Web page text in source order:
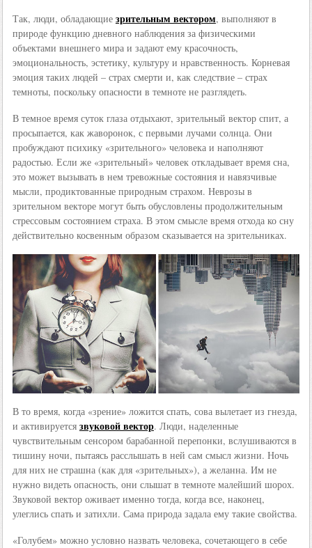
Так, люди, обладающие зрительным вектором, выполняют в
природе функцию дневного наблюдения за физическими
объектами внешнего мира и задают ему красочность,
эмоциональность, эстетику, культуру и нравственность. Корневая
эмоция таких людей – страх смерти и, как следствие – страх
темноты, поскольку опасности в темноте не разглядеть.
В темное время суток глаза отдыхают, зрительный вектор спит, а
просыпается, как жаворонок, с первыми лучами солнца. Они
пробуждают психику «зрительного» человека и наполняют
радостью. Если же «зрительный» человек откладывает время сна,
это может вызывать в нем тревожные состояния и навязчивые
мысли, продиктованные природным страхом. Неврозы в
зрительном векторе могут быть обусловлены продолжительным
стрессовым состоянием страха. В этом смысле время отхода ко сну
действительно косвенным образом сказывается на зрительниках.
В то время, когда «зрение» ложится спать, сова вылетает из гнезда,
и активируется звуковой вектор. Люди, наделенные
чувствительным сенсором барабанной перепонки, вслушиваются в
тишину ночи, пытаясь расслышать в ней сам смысл жизни. Ночь
для них не страшна (как для «зрительных»), а желанна. Им не
нужно видеть опасность, они слышат в темноте малейший шорох.
Звуковой вектор оживает именно тогда, когда все, наконец,
улеглись спать и затихли. Сама природа задала ему такие свойства.
«Голубем» можно условно назвать человека, сочетающего в себе